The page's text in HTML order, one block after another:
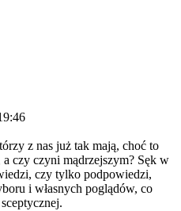
z nas już tak mają, choć to
czy czyni mądrzejszym? Sęk w
czy tylko podpowiedzi,
i własnych poglądów, co